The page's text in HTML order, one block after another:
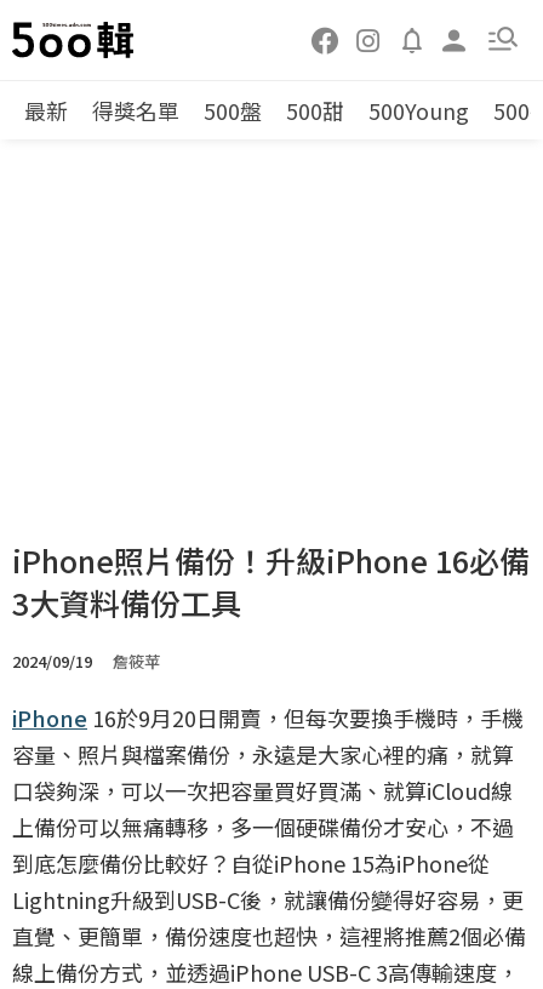
最新 得獎名單 500盤 500甜 500Young 500
iPhone照片備份！升級iPhone 16必備
3大資料備份工具
2024/09/19 詹筱苹
iPhone 16於9月20日開賣，但每次要換手機時，手機
容量、照片與檔案備份，永遠是大家心裡的痛，就算
口袋夠深，可以一次把容量買好買滿、就算iCloud線
上備份可以無痛轉移，多一個硬碟備份才安心，不過
到底怎麼備份比較好？自從iPhone 15為iPhone從
Lightning升級到USB-C後，就讓備份變得好容易，更
直覺、更簡單，備份速度也超快，這裡將推薦2個必備
線上備份方式，並透過iPhone USB-C 3高傳輸速度，